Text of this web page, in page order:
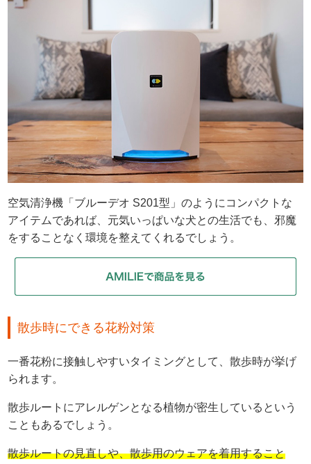
空気清浄機「ブルーデオ S201型」のようにコンパクトな
アイテムであれば、元気いっぱいな犬との生活でも、邪魔
をすることなく環境を整えてくれるでしょう。
散歩時にできる花粉対策
一番花粉に接触しやすいタイミングとして、散歩時が挙げ
られます。
散歩ルートにアレルゲンとなる植物が密生しているという
こともあるでしょう。
散歩ルートの見直しや、散歩用のウェアを着用すること